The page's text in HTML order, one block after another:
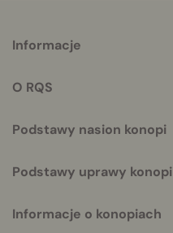
helpful
Informacje
O RQS
Podstawy nasion konopi
Podstawy uprawy konopi
Informacje o konopiach